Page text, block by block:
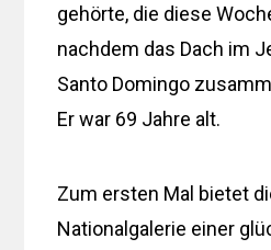
gehörte, die diese
nachdem das Dach im
Santo Domingo
Er war 69 Jahre alt.
Zum ersten Mal bietet
Nationalgalerie einer